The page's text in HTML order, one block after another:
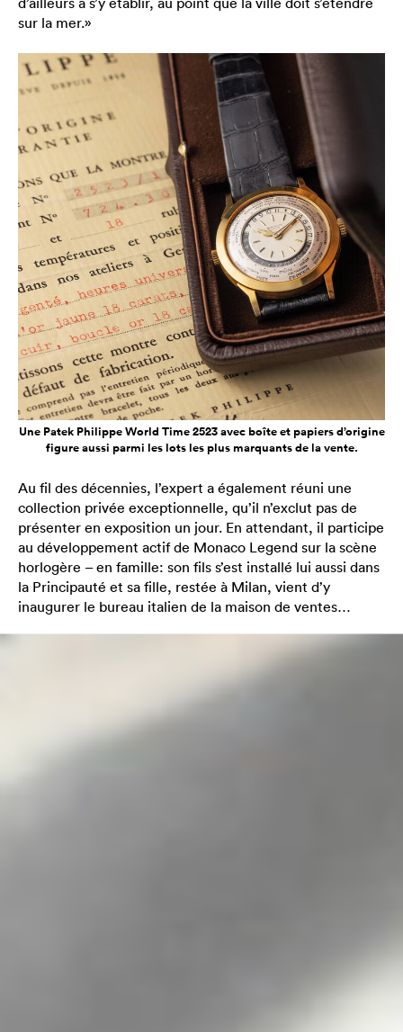
sur la mer.»
Une Patek Philippe World Time 2523 avec boîte et papiers d’origine
figure aussi parmi les lots les plus marquants de la vente.
Au fil des décennies, l’expert a également réuni une
collection privée exceptionnelle, qu’il n’exclut pas de
présenter en exposition un jour. En attendant, il participe
au développement actif de Monaco Legend sur la scène
horlogère – en famille: son fils s’est installé lui aussi dans
la Principauté et sa fille, restée à Milan, vient d’y
inaugurer le bureau italien de la maison de ventes…